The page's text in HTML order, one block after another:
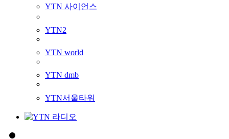
YTN 사이언스
YTN2
YTN world
YTN dmb
YTN서울타워